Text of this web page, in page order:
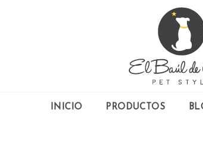
INICIO PRODUCTOS